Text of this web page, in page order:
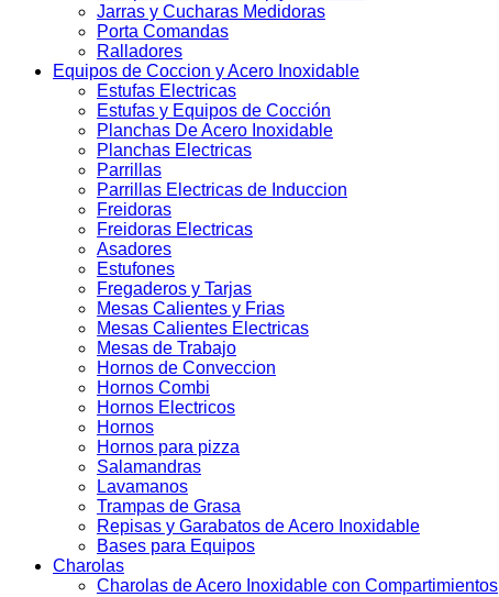
Jarras y Cucharas Medidoras
Porta Comandas
Ralladores
Equipos de Coccion y Acero Inoxidable
Estufas Electricas
Estufas y Equipos de Cocción
Planchas De Acero Inoxidable
Planchas Electricas
Parrillas
Parrillas Electricas de Induccion
Freidoras
Freidoras Electricas
Asadores
Estufones
Fregaderos y Tarjas
Mesas Calientes y Frias
Mesas Calientes Electricas
Mesas de Trabajo
Hornos de Conveccion
Hornos Combi
Hornos Electricos
Hornos
Hornos para pizza
Salamandras
Lavamanos
Trampas de Grasa
Repisas y Garabatos de Acero Inoxidable
Bases para Equipos
Charolas
Charolas de Acero Inoxidable con Compartimientos